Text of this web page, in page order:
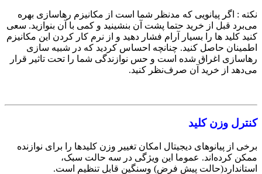
نکته :‌ اگر پیانویی که مدنظر شما است از مکانیزم رهاسازی بهره
می‌برد قبل از خرید حتما پشت آن بنشینید و کمی با آن بنوازید. سعی
کنید کلید ها را بسیار آرام فشار دهید و از نرم کار کردن این مکانیزم
اطمینان حاصل کنید. چنانچه احساس کردید که در شبیه سازی
رهاسازی اغراق شده است و حس نوازندگی شما را تحت تاثیر قرار
می‌دهد از خرید آن صرف‌نظر کنید.
کنترل وزن کلید
برخی از پیانوهای دیجیتال امکان تغییر وزن کلیدها را برای نوازنده
ممکن کرده‌اند. عموما این ویژگی در سه حالت سبک،
استاندارد(‌حالت پیش فرض) وسنگین قابل تنظیم است.